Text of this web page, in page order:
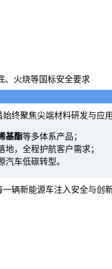
、火烧等国标安全要求
终聚焦尖端材料研发与应用
基酯等多体系产品；
，全程护航客户需求；
车低碳转型。
辆新能源车注入安全与创新